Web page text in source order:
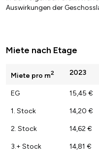
Auswirkungen der
Miete nach Etage
Miete pro m2 2023
EG 15,45 €
1. Stock 14,20 €
2. Stock 14,62 €
3.+ Stock 14,81 €